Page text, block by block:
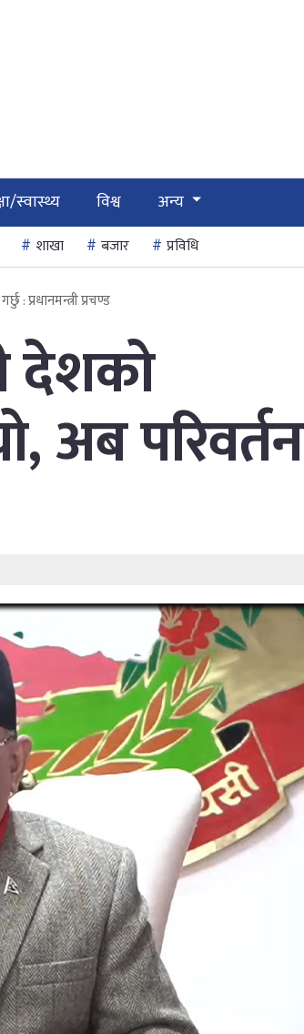
स्वास्थ्य विश्व अन्य
शाखा बजार प्रविधि
: प्रधानमन्त्री प्रचण्ड
देशको
अब परिवर्तन